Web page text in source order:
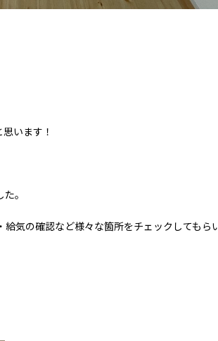
います！
。
気の確認など様々な箇所をチェックしてもら